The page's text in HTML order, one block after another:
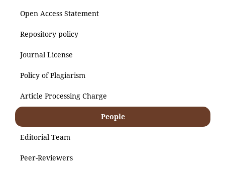
Open Access Statement
Repository policy
Journal License
Policy of Plagiarism
Article Processing Charge
People
Editorial Team
Peer-Reviewers